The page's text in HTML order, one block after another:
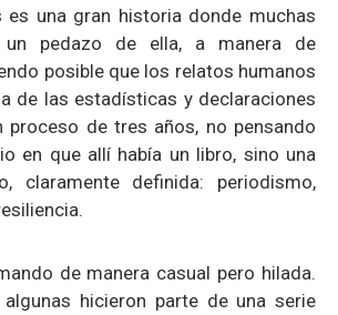
es una gran historia donde muchas
un pedazo de ella, a manera de
posible que los relatos humanos
de las estadísticas y declaraciones
proceso de tres años, no pensando
en que allí había un libro, sino una
claramente definida: periodismo,
de manera casual pero hilada.
hicieron parte de una serie